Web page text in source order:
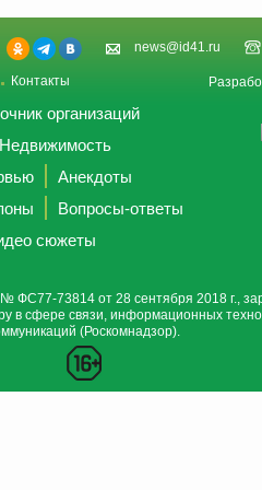
news@id41.ru
Контакты
организаций
Недвижимость
Анекдоты
Вопросы-ответы
сюжеты
ФС77-73814 от 28 сентября 2018 г.,
в сфере связи, информационных
(Роскомнадзор).